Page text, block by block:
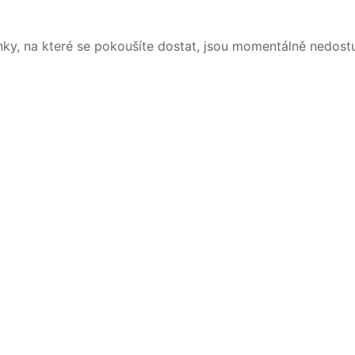
na které se pokoušíte dostat, jsou momentálně